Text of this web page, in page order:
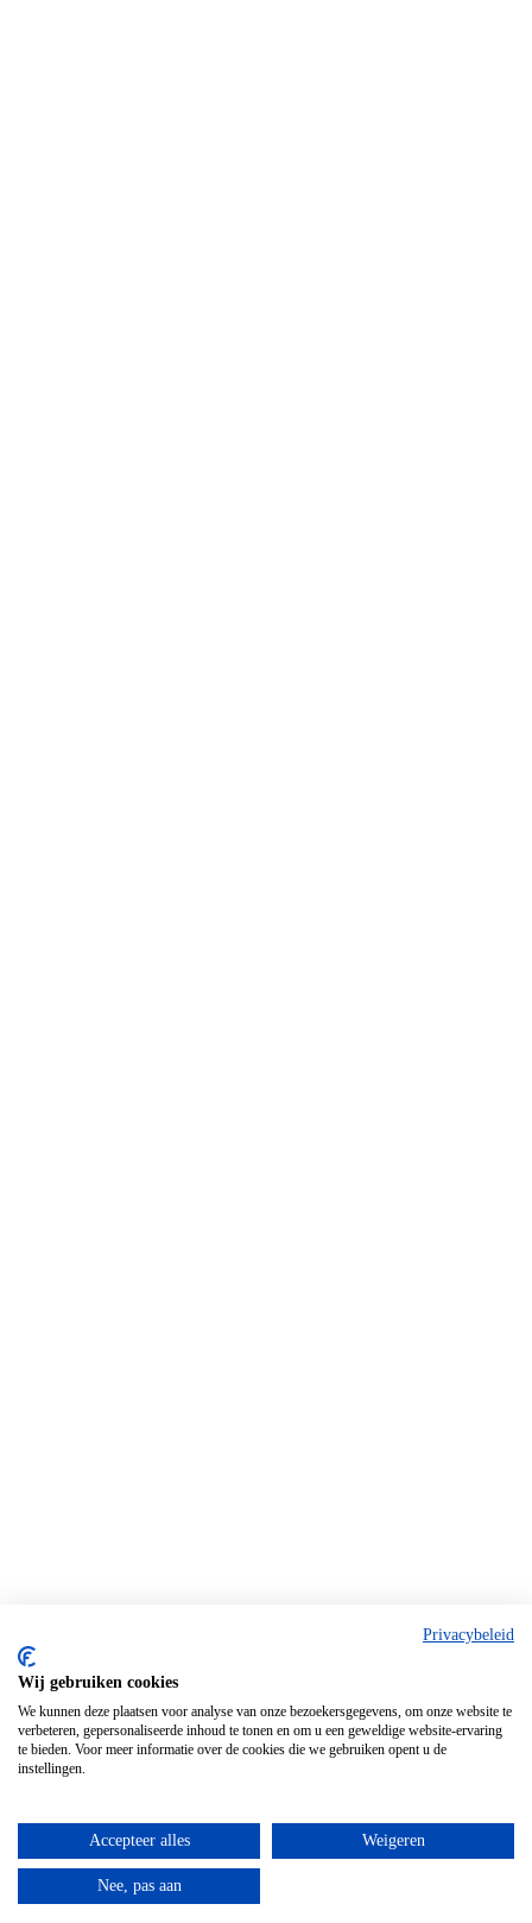
Privacybeleid
Wij gebruiken cookies
We kunnen deze plaatsen voor analyse van onze bezoekersgegevens, om onze website te
verbeteren, gepersonaliseerde inhoud te tonen en om u een geweldige website-ervaring
te bieden. Voor meer informatie over de cookies die we gebruiken opent u de
instellingen.
Accepteer alles Weigeren
Nee, pas aan